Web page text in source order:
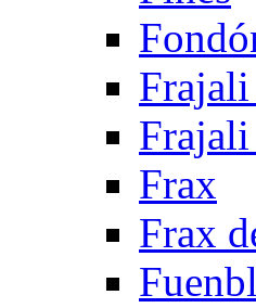
Frax
Frax